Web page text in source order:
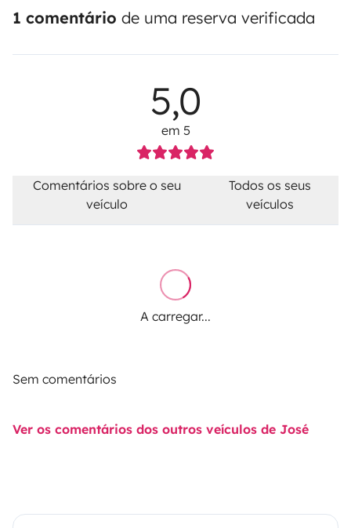
1 comentário de uma reserva verificada
5,0
em 5
Comentários sobre o seu
veículo
Todos os seus
veículos
A carregar...
Sem comentários
Ver os comentários dos outros veículos de José